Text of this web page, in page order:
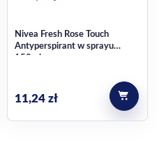
Nivea Fresh Rose Touch
Antyperspirant w sprayu
11,24 zł